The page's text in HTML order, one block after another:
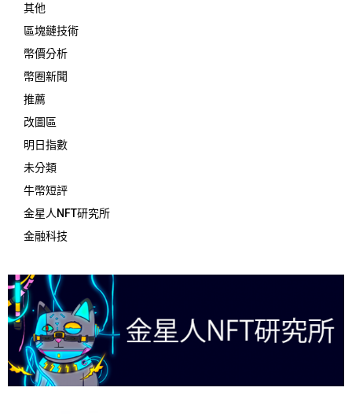
其他
區塊鏈技術
幣價分析
幣圈新聞
推薦
改圖區
明日指數
未分類
牛幣短評
金星人NFT研究所
金融科技